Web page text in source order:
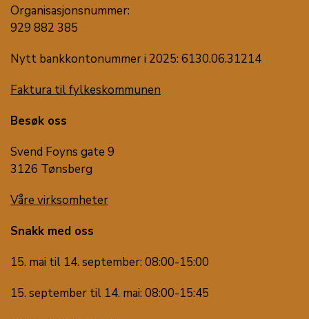
Organisasjonsnummer:
929 882 385
Nytt bankkontonummer i 2025: 6130.06.31214
Faktura til fylkeskommunen
Besøk oss
Svend Foyns gate 9
3126 Tønsberg
Våre virksomheter
Snakk med oss
15. mai til 14. september: 08:00-15:00
15. september til 14. mai: 08:00-15:45